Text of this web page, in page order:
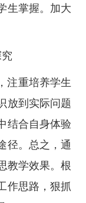
生掌握。加大
注重培养学生
放到实际问题
结合自身体验
径。总之，通
教学效果。根
作思路，狠抓